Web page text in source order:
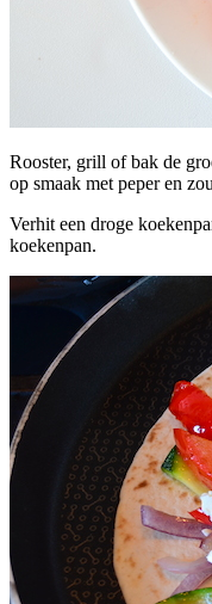
Rooster, grill of bak de
op smaak met peper en
Verhit een droge
koekenpan.